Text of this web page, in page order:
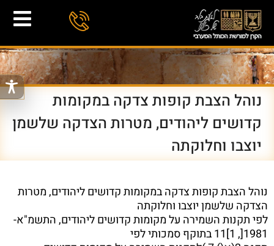
נוהל הצבת קופות צדקה במקומות
קדושים ליהודים, מטרות הצדקה שלשמן
יוצבו וחלוקתה
נוהל הצבת קופות צדקה במקומות קדושים ליהודים, מטרות
הצדקה שלשמן יוצבו וחלוקתה
לפי תקנות השמירה על מקומות קדושים ליהודים, התשמ"א-
1981[, 1]11 בתוקף סמכותי לפי